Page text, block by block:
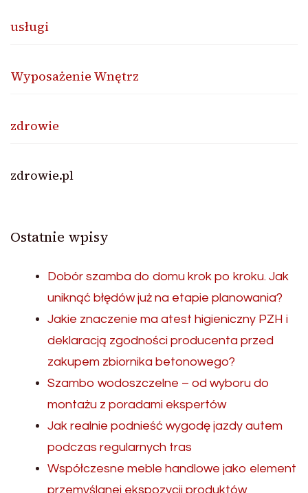
usługi
Wyposażenie Wnętrz
zdrowie
zdrowie.pl
Ostatnie wpisy
Dobór szamba do domu krok po kroku. Jak
uniknąć błędów już na etapie planowania?
Jakie znaczenie ma atest higieniczny PZH i
deklaracją zgodności producenta przed
zakupem zbiornika betonowego?
Szambo wodoszczelne – od wyboru do
montażu z poradami ekspertów
Jak realnie podnieść wygodę jazdy autem
podczas regularnych tras
Współczesne meble handlowe jako element
przemyślanej ekspozycji produktów